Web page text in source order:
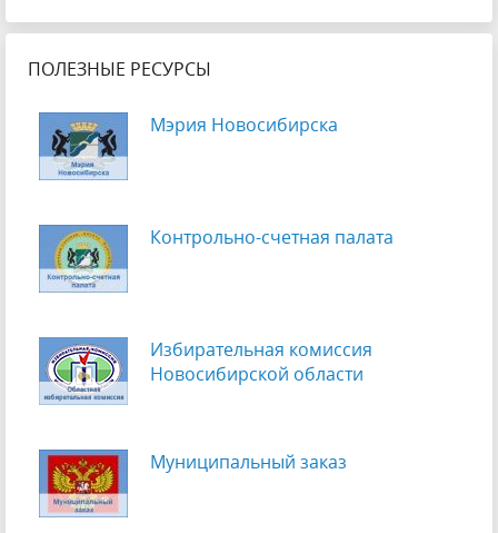
ПОЛЕЗНЫЕ РЕСУРСЫ
Мэрия Новосибирска
Контрольно-счетная палата
Избирательная комиссия
Новосибирской области
Муниципальный заказ